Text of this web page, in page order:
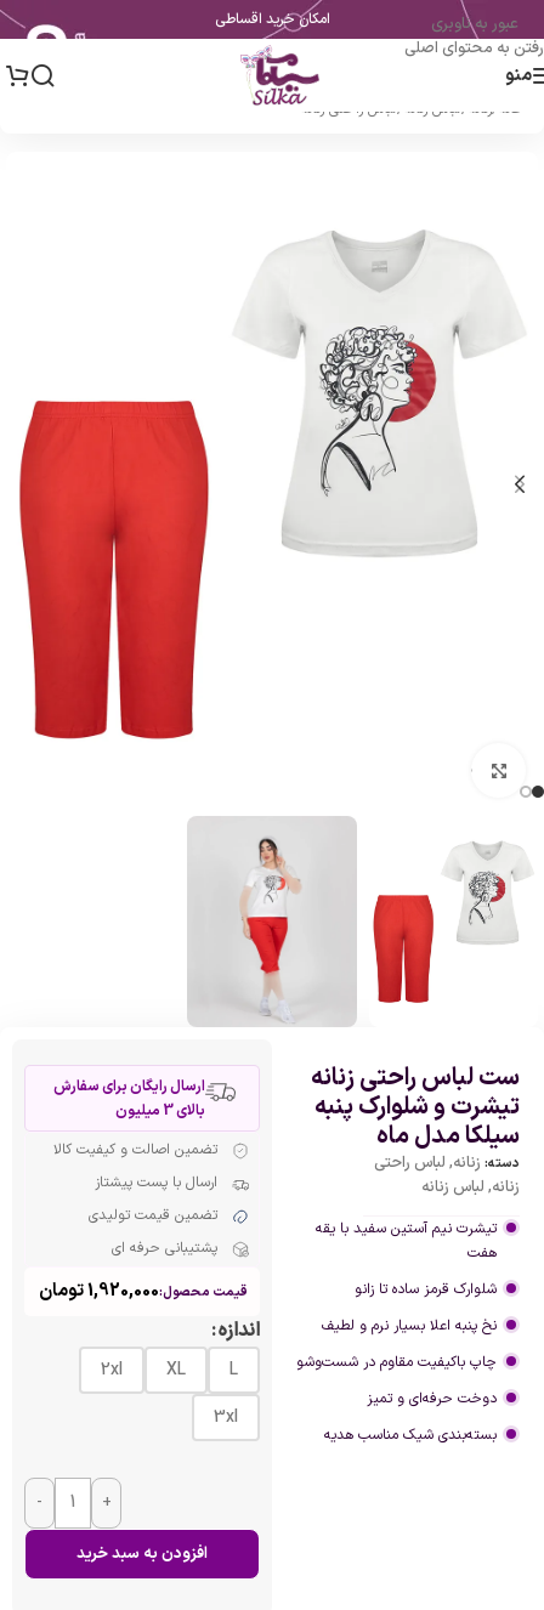
عبور به ناوبری
رفتن به محتوای اصلی
امکان خرید اقساطی
منو
خانه /زنانه /لباس زنانه /لباس راحتی زنانه
بزرگنمایی تصویر
ست لباس راحتی زنانه
تیشرت و شلوارک پنبه
سیلکا مدل ماه
دسته: زنانه, لباس راحتی
زنانه, لباس زنانه
تیشرت نیم آستین سفید با یقه
هفت
شلوارک قرمز ساده تا زانو
نخ پنبه اعلا بسیار نرم و لطیف
چاپ باکیفیت مقاوم در شست‌وشو
دوخت حرفه‌ای و تمیز
بسته‌بندی شیک مناسب هدیه
ارسال رایگان برای سفارش
بالای 3 میلیون
تضمین اصالت و کیفیت کالا
ارسال با پست پیشتاز
تضمین قیمت تولیدی
پشتیبانی حرفه ای
قیمت محصول:1,920,000تومان
اندازه
L
XL
2xl
3xl
- +
افزودن به سبد خرید